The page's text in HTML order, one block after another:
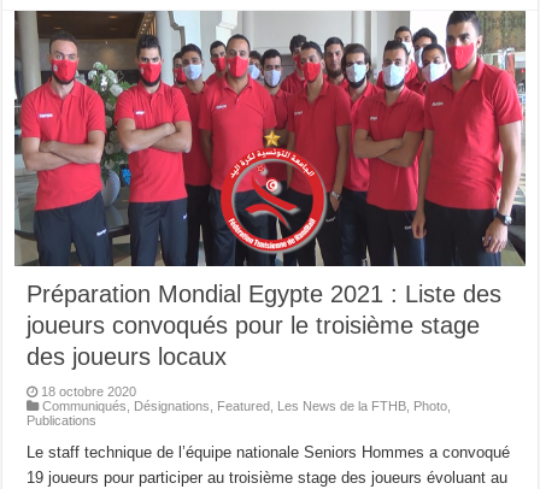
Préparation Mondial Egypte 2021 : Liste des
joueurs convoqués pour le troisième stage
des joueurs locaux
18 octobre 2020
Communiqués
Désignations Featured Les News de la FTHB Photo
Publications
Le staff technique de l’équipe nationale Seniors Hommes a convoqué
19 joueurs pour participer au troisième stage des joueurs évoluant au